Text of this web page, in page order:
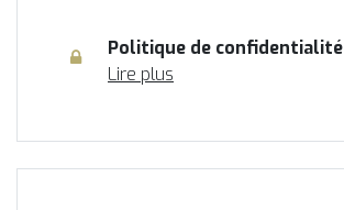
Politique de confidentialité
Lire plus